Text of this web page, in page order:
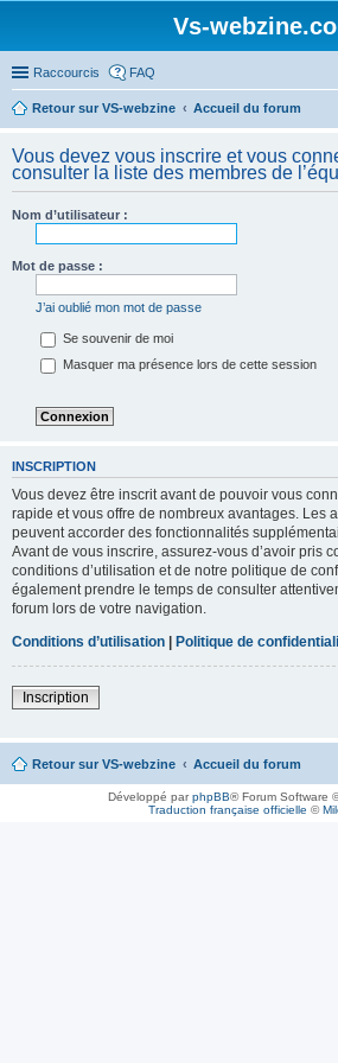
Vs-
Raccourcis FAQ
Retour sur VS-webzine Accueil du forum
Vous devez vous inscrire et vous
consulter la liste des membres de
Nom d’utilisateur :
Mot de passe :
J’ai oublié mon mot de passe
Se souvenir de moi
Masquer ma présence lors de cette session
INSCRIPTION
Vous devez être inscrit avant de pouvoir vous
rapide et vous offre de nombreux avantages. Les
peuvent accorder des fonctionnalités
Avant de vous inscrire, assurez-vous d’avoir pris
conditions d’utilisation et de notre politique de
également prendre le temps de consulter
forum lors de votre navigation.
Conditions d’utilisation | Politique de
Inscription
Retour sur VS-webzine Accueil du forum
Développé parphpBB® Forum Software
Traduction française officielle ©